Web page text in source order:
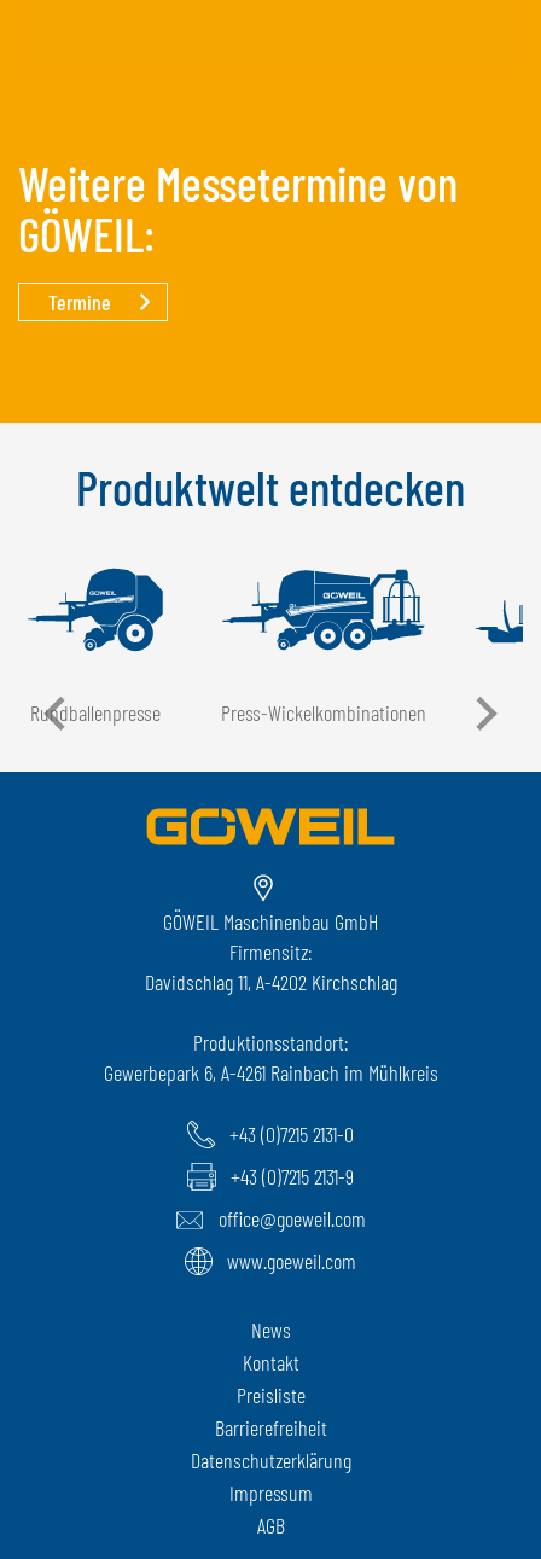
Weitere Messetermine von
GÖWEIL:
Termine
Produktwelt entdecken
Rundballen­presse Press-Wickel­kombinationen
GÖWEIL Maschinenbau GmbH
Firmensitz:
Davidschlag 11, A-4202 Kirchschlag
Produktionsstandort:
Gewerbepark 6, A-4261 Rainbach im Mühlkreis
+43 (0)7215 2131-0
+43 (0)7215 2131-9
office@goeweil.com
www.goeweil.com
News
Kontakt
Preisliste
Barrierefreiheit
Datenschutzerklärung
Impressum
AGB